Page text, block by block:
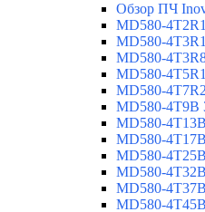
Обзор ПЧ
MD580-
MD580-
MD580-
MD580-
MD580-
MD580-4T9B
MD580-
MD580-
MD580-
MD580-
MD580-
MD580-